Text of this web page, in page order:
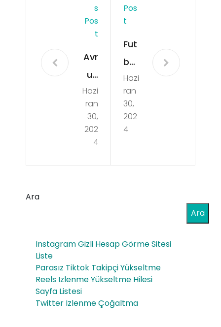
S
Pos
T
Avr
up
a
Şa
mpi
yon
ası
z
ar
Hazi
ran
30,
202
4
Pos
T
Fut
bol
ve
Me
dya
İlişk
Nas
i
Hazi
ran
30,
202
4
Ara
Ara
Instagram Gizli Hesap Görme Sitesi
Liste
Parasız Tiktok Takipçi Yükseltme
Reels Izlenme Yükseltme Hilesi
Sayfa Listesi
Twitter Izlenme Çoğaltma